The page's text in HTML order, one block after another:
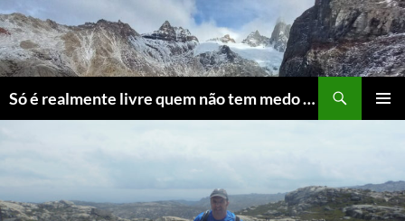
Skip
to
content
Só é realmente livre quem não tem medo do ridículo